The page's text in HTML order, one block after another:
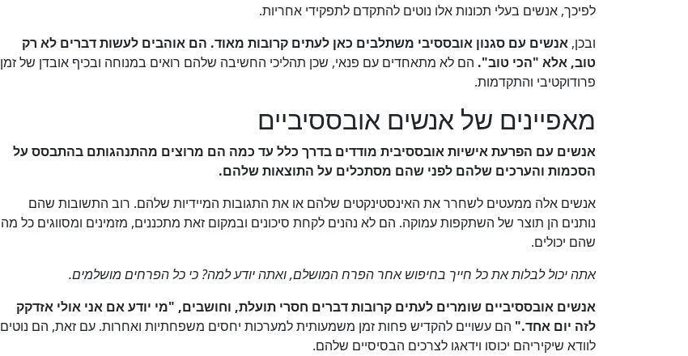
לפיכך, אנשים בעלי תכונות אלו נוטים להתקדם לתפקידי אחריות.
ובכן, אנשים עם סגנון אובססיבי משתלבים כאן לעתים קרובות מאוד. הם אוהבים לעשות דברים לא רק
טוב, אלא "הכי טוב". הם לא מתאחדים עם פנאי, שכן תהליכי החשיבה שלהם רואים במנוחה ובכיף אובדן של זמן
פרודוקטיבי והתקדמות.
מאפיינים של אנשים אובססיביים
אנשים עם הפרעת אישיות אובססיבית מודדים בדרך כלל עד כמה הם מרוצים מהתנהגותם בהתבסס על
הסכמות והערכים שלהם לפני שהם מסתכלים על התוצאות שלהם.
אנשים אלה ממעטים לשחרר את האינסטינקטים שלהם או את התגובות המיידיות שלהם. רוב התשובות שהם
נותנים הן תוצר של השתקפות עמוקה. הם לא נהנים לקחת סיכונים ובמקום זאת מתכננים, מזמינים ומסווגים כל מה
שהם יכולים.
אתה יכול לבלות את כל חייך בחיפוש אחר הפרח המושלם, ואתה יודע למה? כי כל הפרחים מושלמים.
אנשים אובססיביים שומרים לעתים קרובות דברים חסרי תועלת, וחושבים, "מי יודע אם אני אולי אזדקק
לזה יום אחד." הם עשויים להקדיש פחות זמן משמעותית למערכות יחסים משפחתיות ואחרות. עם זאת, הם נוטים
לוודא שיקיריהם יכוסו וידאגו לצרכים הבסיסיים שלהם.